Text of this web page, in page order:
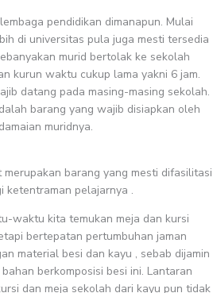
pendidikan dimanapun. Mulai
di universitas pula juga mesti tersedia
murid bertolak ke sekolah
kurun waktu cukup lama yakni 6 jam.
datang pada masing-masing sekolah.
barang yang wajib disiapkan oleh
muridnya.
barang yang mesti difasilitasi
ketentraman pelajarnya .
waktu kita temukan meja dan kursi
bertepatan pertumbuhan jaman
material besi dan kayu , sebab dijamin
berkomposisi besi ini. Lantaran
dan meja sekolah dari kayu pun tidak